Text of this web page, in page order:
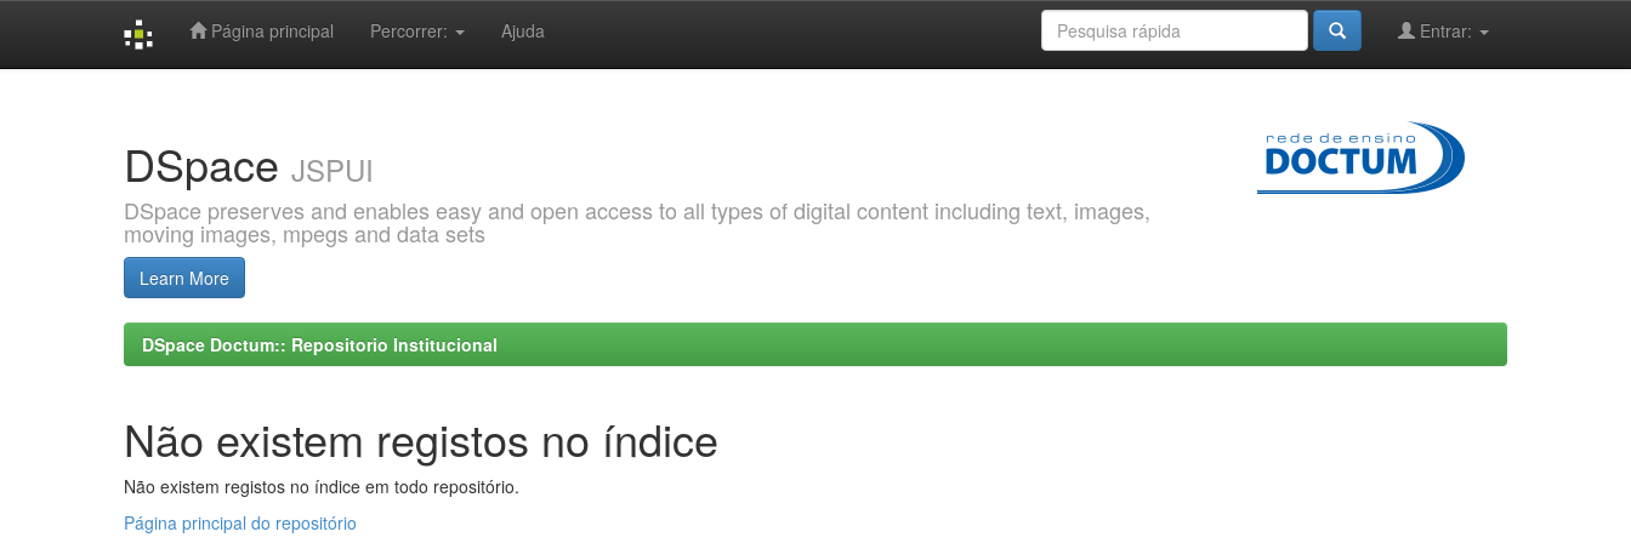
Página principal Percorrer: Ajuda Entrar:
DSpace JSPUI
DSpace preserves and enables easy and open access to all types of digital content including text, images,
moving images, mpegs and data sets
Learn More
DSpace Doctum:: Repositorio Institucional
Não existem registos no índice
Não existem registos no índice em todo repositório.
Página principal do repositório